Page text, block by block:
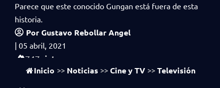
Parece que este conocido Gungan está fuera de esta
historia.
PorGustavo Rebollar Angel
| 05 abril, 2021
747 vistas
Inicio >> Noticias >> Cine y TV >> Televisión